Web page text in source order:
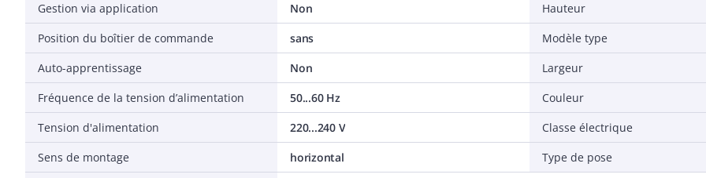
Gestion via application
Non
Position du boîtier de commande
sans
Auto-apprentissage
Non
Fréquence de la tension d’alimentation
50...60 Hz
Tension d'alimentation
220...240 V
Sens de montage
horizontal
Hauteur
Modèle type
Largeur
Couleur
Classe électrique
Type de pose